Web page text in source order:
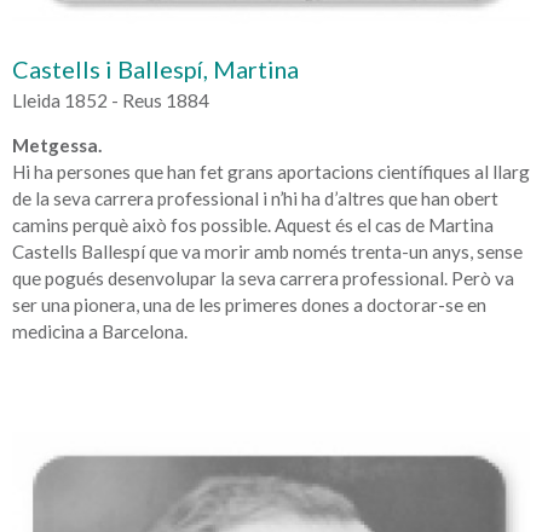
Castells i Ballespí, Martina
Lleida 1852 - Reus 1884
Metgessa.
Hi ha persones que han fet grans aportacions científiques al llarg
de la seva carrera professional i n’hi ha d’altres que han obert
camins perquè això fos possible. Aquest és el cas de Martina
Castells Ballespí que va morir amb només trenta-un anys, sense
que pogués desenvolupar la seva carrera professional. Però va
ser una pionera, una de les primeres dones a doctorar-se en
medicina a Barcelona.